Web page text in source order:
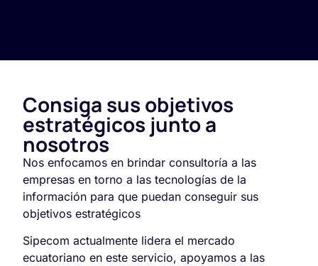
Consiga sus objetivos
estratégicos junto a
nosotros
Nos enfocamos en brindar consultoría a las
empresas en torno a las tecnologías de la
información para que puedan conseguir sus
objetivos estratégicos
Sipecom actualmente lidera el mercado
ecuatoriano en este servicio, apoyamos a las